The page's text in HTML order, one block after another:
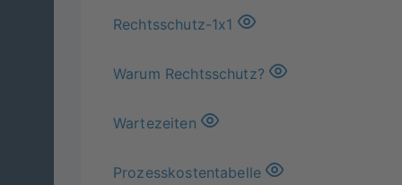
Rechtsschutz-1x1
Warum Rechtsschutz?
Wartezeiten
Prozesskostentabelle